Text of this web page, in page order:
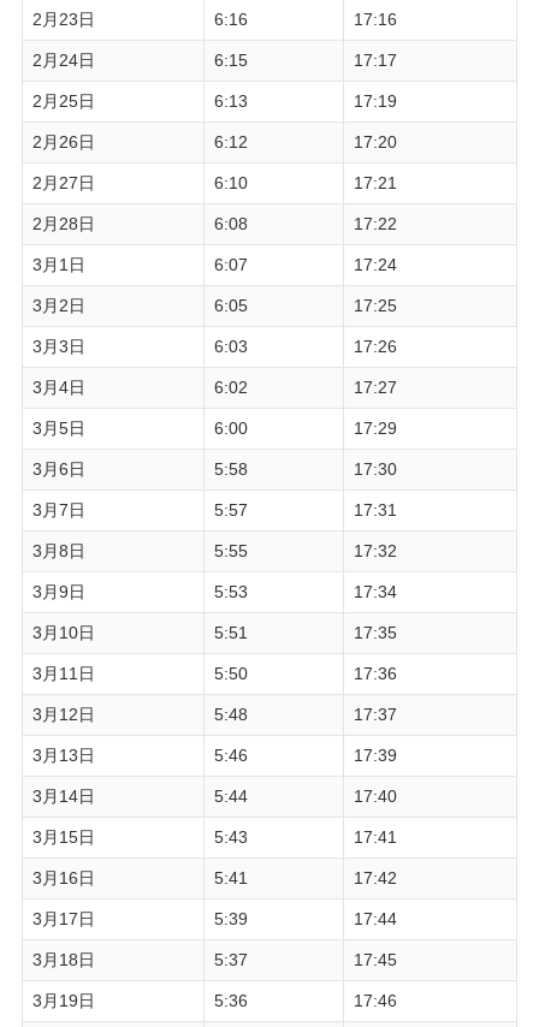
2月23日 6:16 17:16
2月24日 6:15 17:17
2月25日 6:13 17:19
2月26日 6:12 17:20
2月27日 6:10 17:21
2月28日 6:08 17:22
3月1日 6:07 17:24
3月2日 6:05 17:25
3月3日 6:03 17:26
3月4日 6:02 17:27
3月5日 6:00 17:29
3月6日 5:58 17:30
3月7日 5:57 17:31
3月8日 5:55 17:32
3月9日 5:53 17:34
3月10日 5:51 17:35
3月11日 5:50 17:36
3月12日 5:48 17:37
3月13日 5:46 17:39
3月14日 5:44 17:40
3月15日 5:43 17:41
3月16日 5:41 17:42
3月17日 5:39 17:44
3月18日 5:37 17:45
3月19日 5:36 17:46